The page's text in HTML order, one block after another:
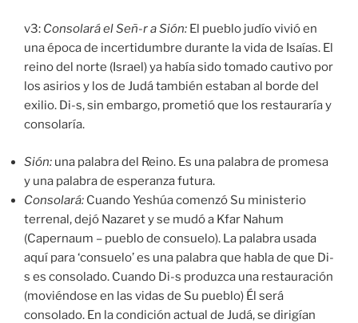
v3: Consolará elSeñ-ra Sión: El pueblo judío vivió en
una época de incertidumbre durante la vida de Isaías. El
reino del norte (Israel) ya había sido tomado cautivo por
los asirios y los de Judá también estaban al borde del
exilio. Di-s, sin embargo, prometió que los restauraría y
consolaría.
Sión: una palabra del Reino. Es una palabra de promesa
y una palabra de esperanza futura.
Consolará: Cuando Yeshúa comenzó Su ministerio
terrenal, dejó Nazaret y se mudó a Kfar Nahum
(Capernaum – pueblo de consuelo). La palabra usada
aquí para ‘consuelo’ es una palabra que habla de que Di-
s es consolado. Cuando Di-s produzca una restauración
(moviéndose en las vidas de Su pueblo) Él será
consolado. En la condición actual de Judá, se dirigían